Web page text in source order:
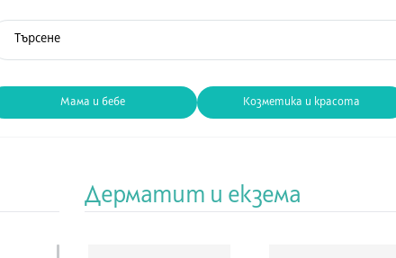
Мама и бебе Козметика и красота
Дерматит и екзема